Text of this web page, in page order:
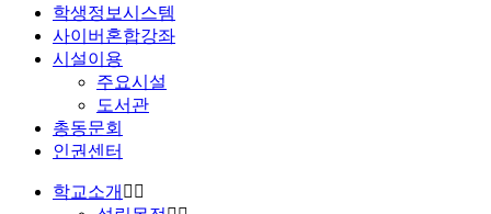
학생정보시스템
사이버혼합강좌
시설이용
주요시설
도서관
총동문회
인권센터
학교소개